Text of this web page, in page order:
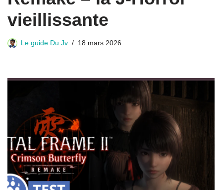
vieillissante
Le guide Du Jv 18 mars 2026